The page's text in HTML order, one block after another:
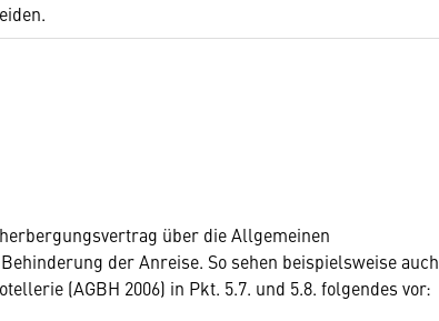
über die Allgemeinen
der Anreise. So sehen beispielsweise auch
(AGBH 2006) in Pkt. 5.7. und 5.8. folgendes vor: